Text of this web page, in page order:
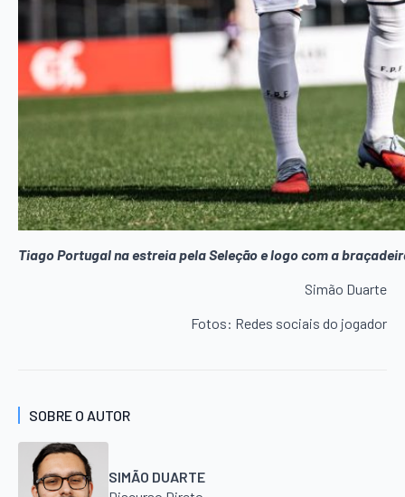
Tiago Portugal na estreia pela Seleção e logo com a
Simão Duarte
Fotos: Redes sociais do jogador
SOBRE O AUTOR
SIMÃO DUARTE